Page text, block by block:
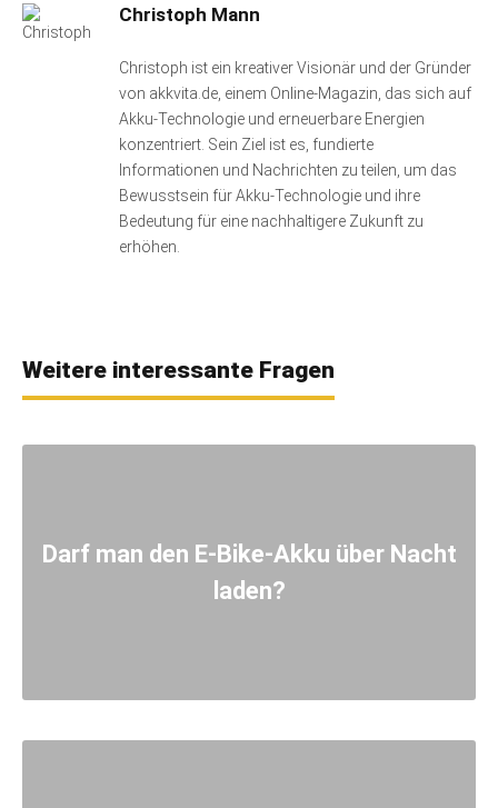
Christoph Mann
Christoph ist ein kreativer Visionär und der Gründer
von akkvita.de, einem Online-Magazin, das sich auf
Akku-Technologie und erneuerbare Energien
konzentriert. Sein Ziel ist es, fundierte
Informationen und Nachrichten zu teilen, um das
Bewusstsein für Akku-Technologie und ihre
Bedeutung für eine nachhaltigere Zukunft zu
erhöhen.
Weitere interessante Fragen
Darf man den E-Bike-Akku über Nacht
laden?